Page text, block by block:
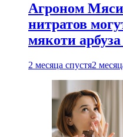
Агроном
нитратов
мякоти
2 месяца спустя2